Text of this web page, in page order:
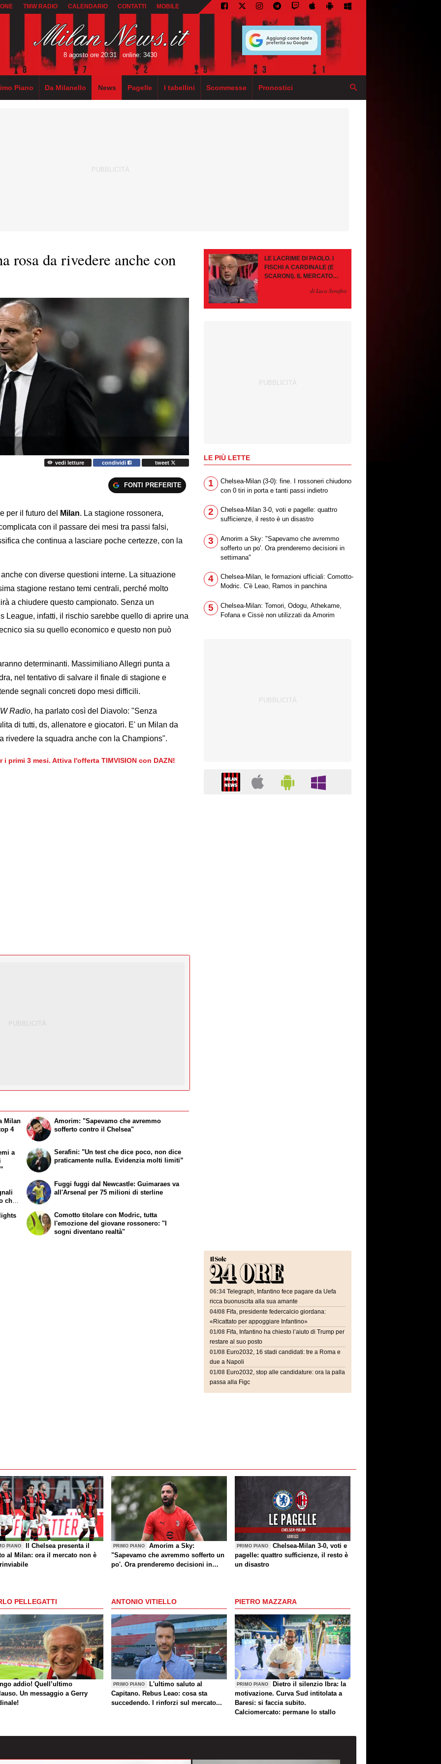
TMW RADIO CALENDARIO CONTATTI MOBILE
8 agosto ore 20:31 online: 3430
Piano Da Milanello News Pagelle I tabellini Scommesse Pronostici
rosa da rivedere anche con
vedi letture condividi tweet
FONTI PREFERITE
per il futuro del Milan. La stagione rossonera,
con il passare dei mesi tra passi falsi,
che continua a lasciare poche certezze, con la
con diverse questioni interne. La situazione
stagione restano temi centrali, perché molto
a chiudere questo campionato. Senza un
League, infatti, il rischio sarebbe quello di aprire una
sia su quello economico e questo non può
determinanti. Massimiliano Allegri punta a
nel tentativo di salvare il finale di stagione e
segnali concreti dopo mesi difficili.
Radio, ha parlato così del Diavolo: "Senza
di tutti, ds, allenatore e giocatori. E' un Milan da
rivedere la squadra anche con la Champions".
i primi 3 mesi. Attiva l'offerta TIMVISION con DAZN!
Milan
4
a
Amorim: "Sapevamo che avremmo
sofferto contro il Chelsea"
Serafini: "Un test che dice poco, non dice
praticamente nulla. Evidenzia molti limiti”
che
Fuggi fuggi dal Newcastle: Guimaraes va
all'Arsenal per 75 milioni di sterline
Comotto titolare con Modric, tutta
l'emozione del giovane rossonero: "I
sogni diventano realtà"
LE LACRIME DI PAOLO. I
FISCHI A CARDINALE (E
SCARONI). IL MERCATO
PAZIENZA, SE RESTA È
di Luca Serafini
LE PIÙ LETTE
1
Chelsea-Milan (3-0): fine. I rossoneri chiudono
con 0 tiri in porta e tanti passi indietro
2
Chelsea-Milan 3-0, voti e pagelle: quattro
sufficienze, il resto è un disastro
3
Amorim a Sky: "Sapevamo che avremmo
sofferto un po'. Ora prenderemo decisioni in
settimana"
4
Chelsea-Milan, le formazioni ufficiali: Comotto-
Modric. C'è Leao, Ramos in panchina
5
Chelsea-Milan: Tomori, Odogu, Athekame,
Fofana e Cissè non utilizzati da Amorim
06:34 Telegraph, Infantino fece pagare da Uefa
ricca buonuscita alla sua amante
04/08 Fifa, presidente federcalcio giordana:
«Ricattato per appoggiare Infantino»
01/08 Fifa, Infantino ha chiesto l’aiuto di Trump per
restare al suo posto
01/08 Euro2032, 16 stadi candidati: tre a Roma e
due a Napoli
01/08 Euro2032, stop alle candidature: ora la palla
passa alla Figc
PIANO
Il Chelsea presenta il
al Milan: ora il mercato non è
PRIMO PIANO
Amorim a Sky:
"Sapevamo che avremmo sofferto un
po'. Ora prenderemo decisioni in
PRIMO PIANO
Chelsea-Milan 3-0, voti e
pagelle: quattro sufficienze, il resto è
un disastro
PELLEGATTI
addio! Quell’ultimo
Un messaggio a Gerry
ANTONIO VITIELLO
PRIMO PIANO
L'ultimo saluto al
Capitano. Rebus Leao: cosa sta
succedendo. I rinforzi sul mercato...
PIETRO MAZZARA
PRIMO PIANO
Dietro il silenzio Ibra: la
motivazione. Curva Sud intitolata a
Baresi: si faccia subito.
Calciomercato: permane lo stallo